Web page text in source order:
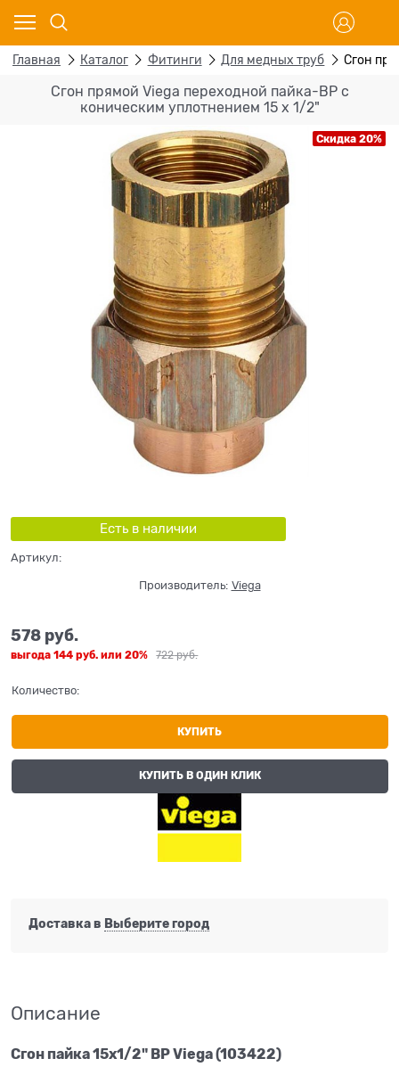
Главная Каталог Фитинги Для медных труб Сгон
Сгон прямой Viega переходной пайка-ВР с
коническим уплотнением 15 х 1/2"
Скидка 20%
Есть в наличии
Артикул:
Производитель: Viega
722 руб.
578 руб.
выгода 144 руб. или 20%
Количество:
КУПИТЬ
КУПИТЬ В ОДИН КЛИК
Доставка в Выберите город
Описание
Сгон пайка 15x1/2" ВР Viega (103422)